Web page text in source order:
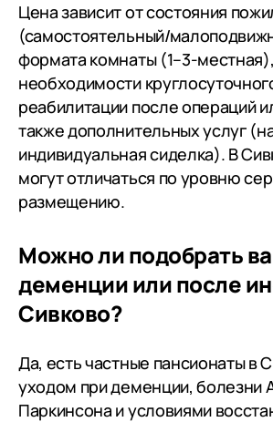
Цена зависит от состояния
(самостоятельный/
формата комнаты (1–3-местная),
необходимости
реабилитации после операций
также дополнительных услуг
индивидуальная сиделка). В
могут отличаться по уровню
размещению.
Можно ли подобрать
деменции или после
Сивково?
Да, есть частные пансионаты в
уходом при деменции, болезни
Паркинсона и условиями